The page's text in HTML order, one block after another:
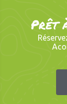
Prêt